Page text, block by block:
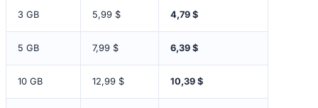
3 GB 5,99 $ 4,79 $
5 GB 7,99 $ 6,39 $
10 GB 12,99 $ 10,39 $